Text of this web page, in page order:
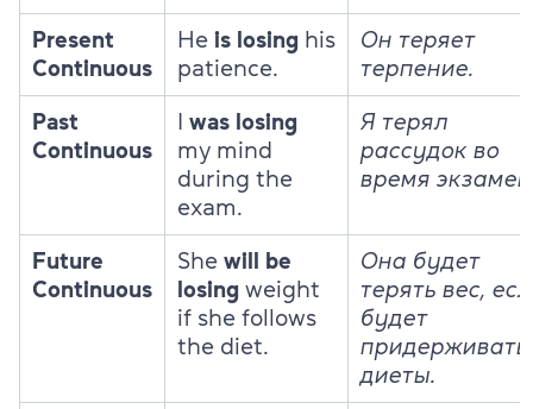
Present
Continuous
He is losing his
patience.
Он теряет
терпение.
Past
Continuous
was losing
my mind
during the
exam.
Я терял
рассудок во
время
Future
Continuous
She will be
losing weight
if she follows
the diet.
Она будет
терять вес,
будет
диеты.